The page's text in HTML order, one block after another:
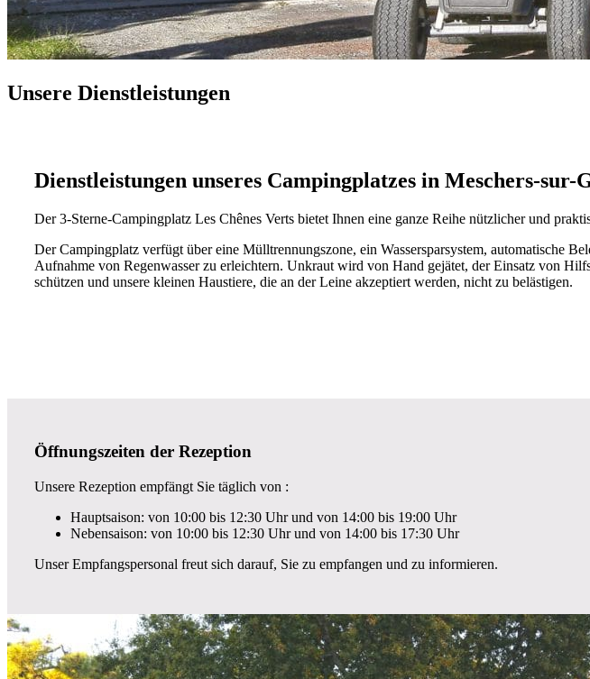
Unsere Dienstleistungen
Dienstleistungen unseres Campingplatzes in Meschers-sur-
Der 3-Sterne-Campingplatz Les Chênes Verts bietet Ihnen eine ganze Reihe nützlicher und
Der Campingplatz verfügt über eine Mülltrennungszone, ein Wassersparsystem, automatische
Aufnahme von Regenwasser zu erleichtern. Unkraut wird von Hand gejätet, der Einsatz von
schützen und unsere kleinen Haustiere, die an der Leine akzeptiert werden, nicht zu belästigen.
Öffnungszeiten der Rezeption
Unsere Rezeption empfängt Sie täglich von :
Hauptsaison: von 10:00 bis 12:30 Uhr und von 14:00 bis 19:00 Uhr
Nebensaison: von 10:00 bis 12:30 Uhr und von 14:00 bis 17:30 Uhr
Unser Empfangspersonal freut sich darauf, Sie zu empfangen und zu informieren.